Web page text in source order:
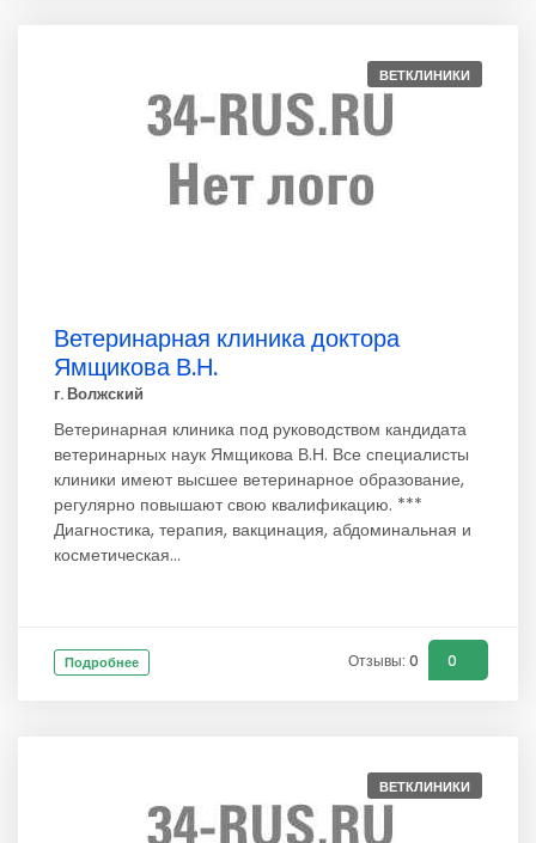
ВЕТКЛИНИКИ
Ветеринарная клиника доктора
Ямщикова В.Н.
г. Волжский
Ветеринарная клиника под руководством кандидата
ветеринарных наук Ямщикова В.Н. Все специалисты
клиники имеют высшее ветеринарное образование,
регулярно повышают свою квалификацию. ***
Диагностика, терапия, вакцинация, абдоминальная и
косметическая...
Подробнее Отзывы: 0 0
ВЕТКЛИНИКИ